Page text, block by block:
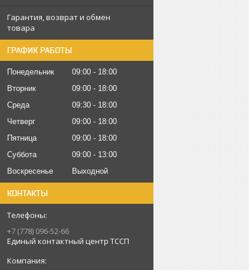
Гарантия, возврат и обмен
товара
ГРАФИК РАБОТЫ
Понедельник 09:00
18:00
Вторник
09:00
18:00
Среда
09:30
18:00
Четверг
09:00
18:00
Пятница
09:00
18:00
Суббота
09:00
13:00
Воскресенье
Выходной
КОНТАКТЫ
+7 (778) 096-52-66
Единый контактный центр ТССП